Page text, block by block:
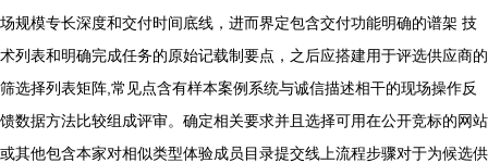
场规模专长深度和交付时间底线，进而界定包含交付功能明确的谱架 技
术列表和明确完成任务的原始记载制要点，之后应搭建用于评选供应商的
筛选择列表矩阵,常见点含有样本案例系统与诚信描述相干的现场操作反
馈数据方法比较组成评审。确定相关要求并且选择可用在公开竞标的网站
或其他包含本家对相似类型体验成员目录提交线上流程步骤对于为候选供